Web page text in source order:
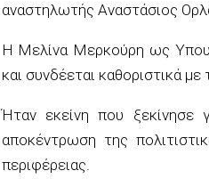
αναστηλωτής Αναστάσιος
Η Μελίνα Μερκούρη ως
και συνδέεται καθοριστικά
Ήταν εκείνη που ξεκίνησε
αποκέντρωση της
περιφέρειας.